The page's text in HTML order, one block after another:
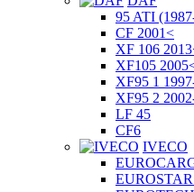
95 ATI
CF 2001<
XF 106
XF105
XF95 1
XF95 2
LF 45
CF6
IVECO